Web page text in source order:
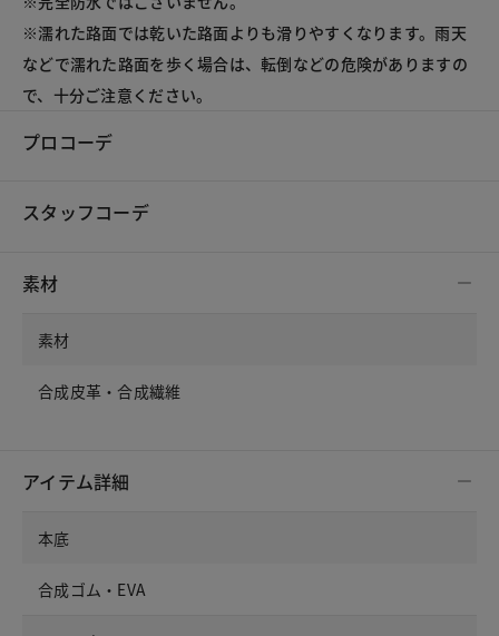
※濡れた路面では乾いた路面よりも滑りやすくなります。雨天
などで濡れた路面を歩く場合は、転倒などの危険がありますの
で、十分ご注意ください。
プロコーデ
スタッフコーデ
素材
素材
合成皮革・合成繊維
アイテム詳細
本底
合成ゴム・EVA